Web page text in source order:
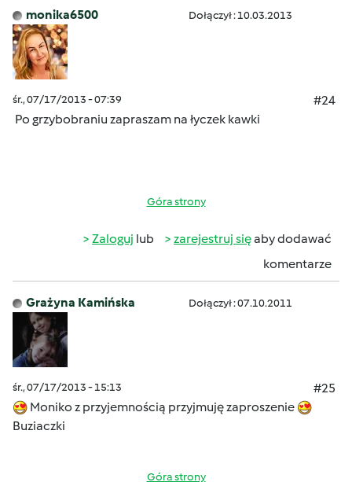
monika6500 Dołączył : 10.03.2013
śr., 07/17/2013 - 07:39
#24
Po grzybobraniu zapraszam na łyczek kawki
Góra strony
Zaloguj lub zarejestruj sięaby dodawać
komentarze
Grażyna Kamińska Dołączył : 07.10.2011
śr., 07/17/2013 - 15:13
#25
Moniko z przyjemnością przyjmuję zaproszenie
Buziaczki
Góra strony